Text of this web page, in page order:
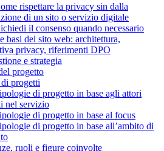
rispettare la privacy sin dalla
di un sito o servizio digitale
il consenso quando necessario
basi del sito web: architettura,
privacy, riferimenti DPO
e strategia
progetto
progetti
di progetto in base agli attori
nel servizio
di progetto in base al focus
di progetto in base all’ambito di
ruoli e figure coinvolte